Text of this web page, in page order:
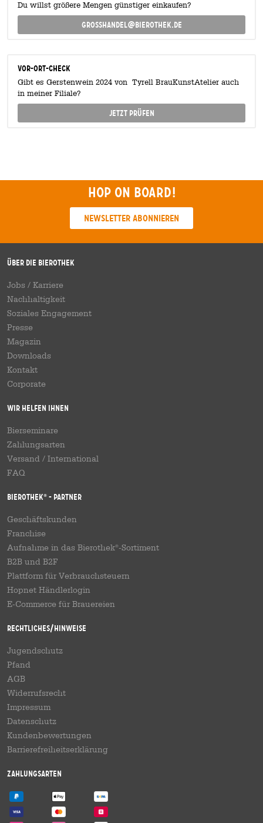
Du willst größere Mengen günstiger einkaufen?
grosshandel@bierothek.de
Vor-Ort-Check
Gibt es Gerstenwein 2024 von Tyrell BrauKunstAtelier auch
in meiner Filiale?
Jetzt prüfen
Hop on board!
Newsletter abonnieren
Über die Bierothek
Jobs / Karriere
Nachhaltigkeit
Soziales Engagement
Presse
Magazin
Downloads
Kontakt
Corporate
Wir helfen Ihnen
Bierseminare
Zahlungsarten
Versand / International
FAQ
Bierothek® - Partner
Geschäftskunden
Franchise
Aufnahme in das Bierothek®-Sortiment
B2B und B2F
Plattform für Verbrauchsteuern
Hopnet Händlerlogin
E-Commerce für Brauereien
Rechtliches/Hinweise
Jugendschutz
Pfand
AGB
Widerrufsrecht
Impressum
Datenschutz
Kundenbewertungen
Barrierefreiheitserklärung
Zahlungsarten